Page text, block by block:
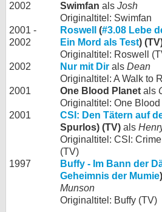
2002
Swimfan als Josh
Originaltitel: Swimfan
2001 -
2002
Roswell (#3.08 Lebe
Ein Mord als Test)
Originaltitel: Roswell
2002
Nur mit Dir als Dean
Originaltitel: A Walk to
2001
One Blood Planet als
Originaltitel: One
2001
CSI: Den Tätern auf
Spurlos) (TV) als
Originaltitel: CSI:
(TV)
1997
Buffy - Im Bann der
Geheimnis der Mumie
Munson
Originaltitel: Buffy (TV)